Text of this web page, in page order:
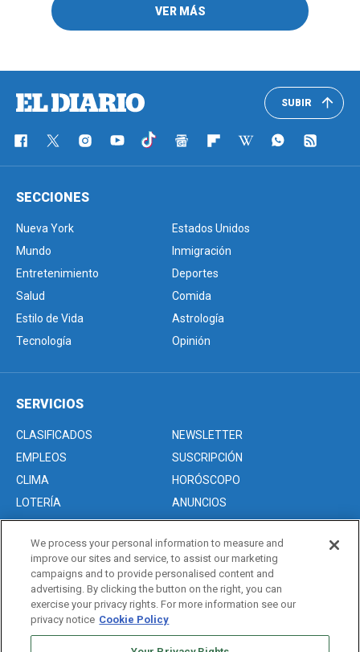
VER MÁS
SUBIR
SECCIONES
Nueva York
Estados Unidos
Mundo
Inmigración
Entretenimiento
Deportes
Salud
Comida
Estilo de Vida
Astrología
Tecnología
Opinión
SERVICIOS
CLASIFICADOS
NEWSLETTER
EMPLEOS
SUSCRIPCIÓN
CLIMA
HORÓSCOPO
LOTERÍA
ANUNCIOS
Acerca de nosotros
Advertise with Us/Anuncios
Politica de Privacidad
Editorial Guidelines
We process your personal information to measure and
improve our sites and service, to assist our marketing
campaigns and to provide personalised content and
advertising. By clicking the button on the right, you can
exercise your privacy rights. For more information see our
privacy notice Cookie Policy